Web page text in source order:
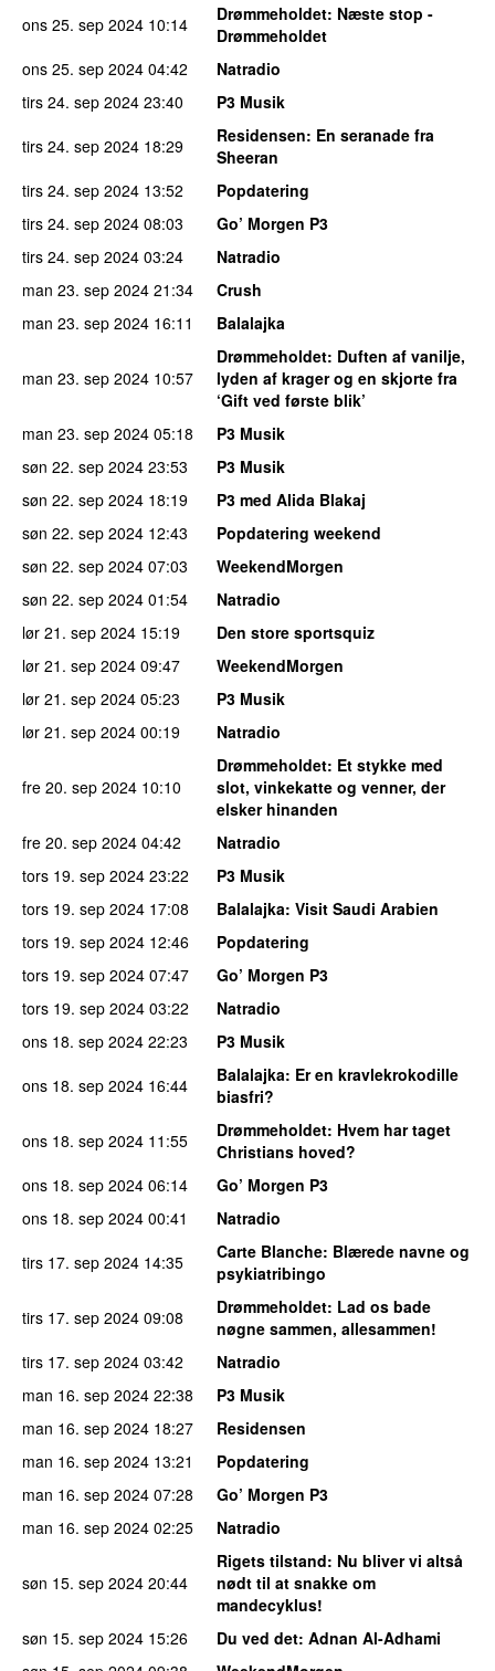
ons 25. sep 2024 10:14 Drømmeholdet: Næste stop -
Drømmeholdet
ons 25. sep 2024 04:42
Natradio
tirs 24. sep 2024 23:40
P3 Musik
tirs 24. sep 2024 18:29 Residensen: En seranade fra
Sheeran
tirs 24. sep 2024 13:52
Popdatering
tirs 24. sep 2024 08:03
Go’ Morgen P3
tirs 24. sep 2024 03:24
Natradio
man 23. sep 2024 21:34
Crush
man 23. sep 2024 16:11 Balalajka
man 23. sep 2024 10:57
Drømmeholdet: Duften af vanilje,
lyden af krager og en skjorte fra
‘Gift ved første blik’
man 23. sep 2024 05:18
P3 Musik
søn 22. sep 2024 23:53
P3 Musik
søn 22. sep 2024 18:19
P3 med Alida Blakaj
søn 22. sep 2024 12:43
Popdatering weekend
søn 22. sep 2024 07:03
WeekendMorgen
søn 22. sep 2024 01:54
Natradio
lør 21. sep 2024 15:19
Den store sportsquiz
lør 21. sep 2024 09:47
WeekendMorgen
lør 21. sep 2024 05:23
P3 Musik
lør 21. sep 2024 00:19 Natradio
fre 20. sep 2024 10:10
Drømmeholdet: Et stykke med
slot, vinkekatte og venner, der
elsker hinanden
fre 20. sep 2024 04:42
Natradio
tors 19. sep 2024 23:22
P3 Musik
tors 19. sep 2024 17:08 Balalajka: Visit Saudi Arabien
tors 19. sep 2024 12:46
Popdatering
tors 19. sep 2024 07:47
Go’ Morgen P3
tors 19. sep 2024 03:22
Natradio
ons 18. sep 2024 22:23
P3 Musik
ons 18. sep 2024 16:44 Balalajka: Er en kravlekrokodille
biasfri?
ons 18. sep 2024 11:55 Drømmeholdet: Hvem har taget
Christians hoved?
ons 18. sep 2024 06:14
Go’ Morgen P3
ons 18. sep 2024 00:41
Natradio
tirs 17. sep 2024 14:35 Carte Blanche: Blærede navne og
psykiatribingo
tirs 17. sep 2024 09:08 Drømmeholdet: Lad os bade
nøgne sammen, allesammen!
tirs 17. sep 2024 03:42
Natradio
man 16. sep 2024 22:38
P3 Musik
man 16. sep 2024 18:27
Residensen
man 16. sep 2024 13:21
Popdatering
man 16. sep 2024 07:28
Go’ Morgen P3
man 16. sep 2024 02:25 Natradio
søn 15. sep 2024 20:44
Rigets tilstand: Nu bliver vi altså
nødt til at snakke om
mandecyklus!
søn 15. sep 2024 15:26 Du ved det: Adnan Al-Adhami